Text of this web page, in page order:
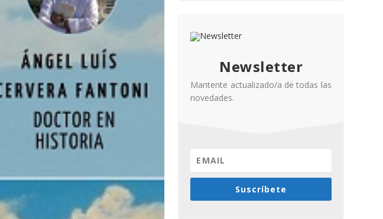
Newsletter
Mantente actualizado/a de todas las
novedades.
Suscríbete